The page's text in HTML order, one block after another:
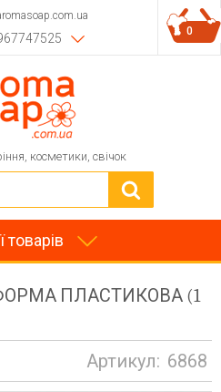
косметики, свічок
0
товарів
ПЛАСТИКОВА (1
Артикул: 6868